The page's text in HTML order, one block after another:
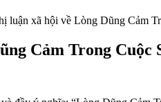
luận xã hội về Lòng Dũng Cảm
Cảm Trong Cuộc